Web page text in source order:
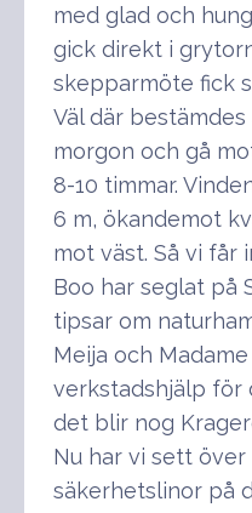
med glad och
gick direkt i
skepparmöte fick
Väl där
morgon och gå
8-10 timmar.
6 m, ökandemot
mot väst. Så vi får
Boo har seglat på
tipsar om
Meija och
verkstadshjälp för
det blir nog
Nu har vi sett
säkerhetslinor på